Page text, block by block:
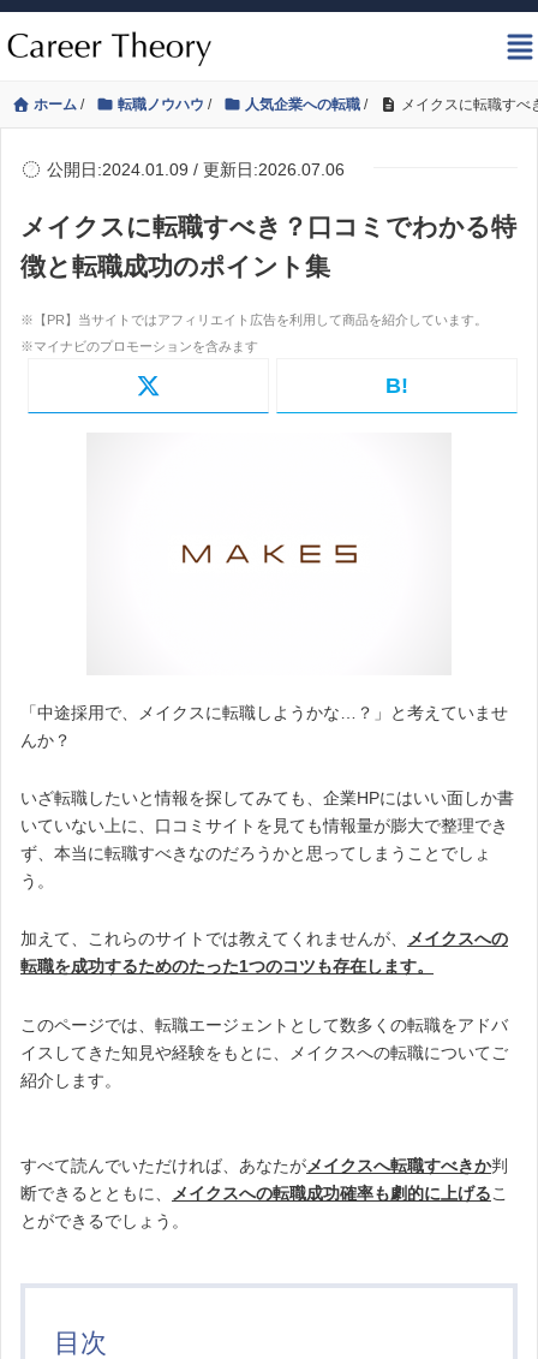
ホーム / 転職ノウハウ / 人気企業への転職 / メイクスに転職すべ
公開日:2024.01.09 / 更新日:2026.07.06
メイクスに転職すべき？口コミでわかる特
徴と転職成功のポイント集
B!
「中途採用で、メイクスに転職しようかな…？」と考えていませ
んか？
いざ転職したいと情報を探してみても、企業HPにはいい面しか書
いていない上に、口コミサイトを見ても情報量が膨大で整理でき
ず、本当に転職すべきなのだろうかと思ってしまうことでしょ
う。
加えて、これらのサイトでは教えてくれませんが、 メイクスへの
転職を成功するためのたった1つのコツも存在します。
このページでは、転職エージェントとして数多くの転職をアドバ
イスしてきた知見や経験をもとに、メイクスへの転職についてご
紹介します。
すべて読んでいただければ、あなたがメイクスへ転職すべきか判
断できるとともに、
メイクスへの転職成功確率も劇的に上げるこ
とができるでしょう。
目次